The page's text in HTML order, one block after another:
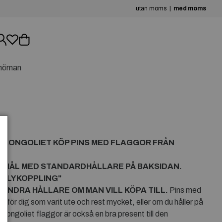
utan moms med moms
MONGOLIET KÖP PINS MED FLAGGOR FRÅN
NÅL MED STANDARDHÅLLARE PÅ BAKSIDAN.
HÅLLARE OM MAN VILL KÖPA TILL. Pins med
för dig som varit ute och rest mycket, eller om du håller på
flaggor är också en bra present till den